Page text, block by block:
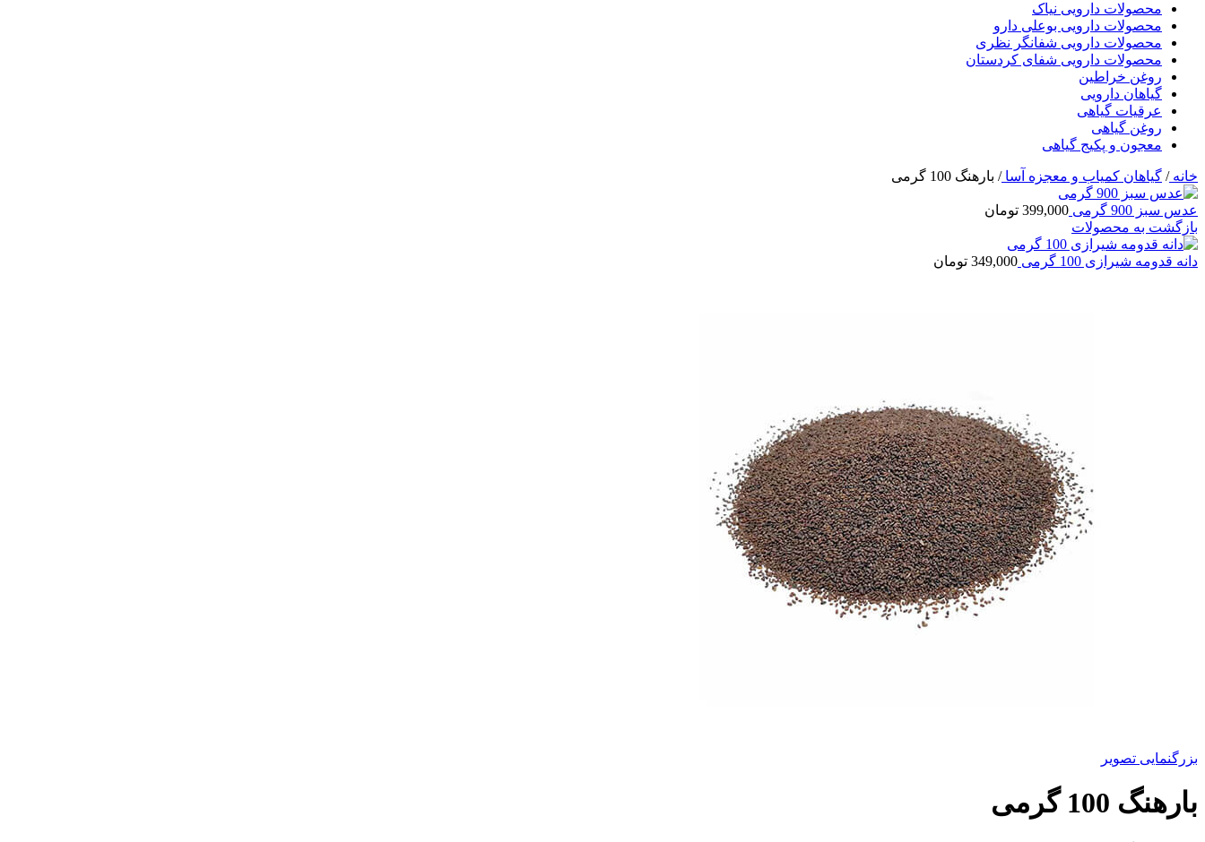
محصولات دارویی نیاک
محصولات دارویی بوعلی دارو
محصولات دارویی شفانگر نظری
محصولات دارویی شفای کردستان
روغن خراطین
گیاهان دارویی
عرقیات گیاهی
روغن گیاهی
معجون و پکیج گیاهی
خانه/ گیاهان کمیاب و معجزه آسا/ بارهنگ 100 گرمی
عدس سبز 900 گرمی 399,000 تومان
بازگشت به محصولات
دانه قدومه شیرازی 100 گرمی 349,000 تومان
بزرگنمایی تصویر
بارهنگ 100 گرمی